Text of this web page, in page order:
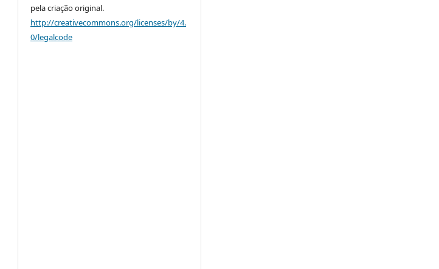
pela criação original.
http://creativecommons.org/licenses/by/4.
0/legalcode